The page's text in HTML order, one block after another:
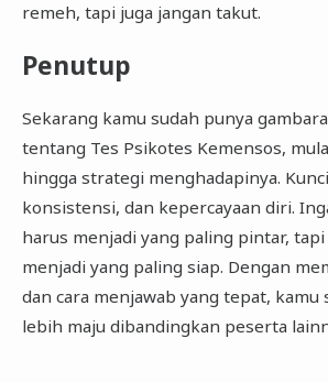
remeh, tapi juga jangan takut.
Penutup
Sekarang kamu sudah punya
tentang Tes Psikotes Kemensos,
hingga strategi menghadapinya.
konsistensi, dan kepercayaan diri.
harus menjadi yang paling pintar,
menjadi yang paling siap. Dengan
dan cara menjawab yang tepat, kamu
lebih maju dibandingkan peserta